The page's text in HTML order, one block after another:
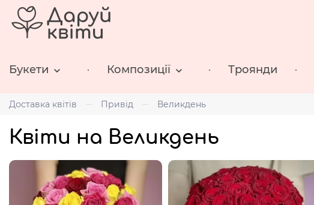
Букети Композиції Троянди
Доставка квітів Привід Великдень
Квіти на Великдень